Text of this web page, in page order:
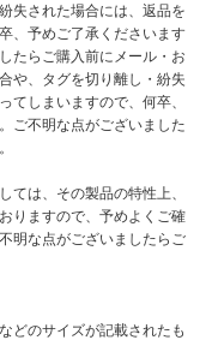
失された場合には、返品を
、予めご了承くださいます
たらご購入前にメール・お
や、タグを切り離し・紛失
てしまいますので、何卒、
ご不明な点がございました
は、その製品の特性上、
りますので、予めよくご確
明な点がございましたらご
どのサイズが記載されたも